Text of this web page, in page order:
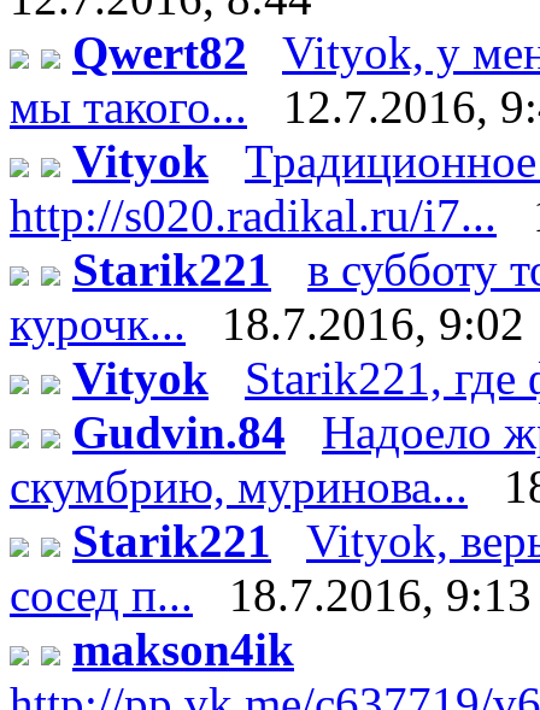
Qwert82
Vityok, у
мы такого...
12.7.2016,
Vityok
http://s020.radikal.ru/i7...
Starik221
в субботу
курочк...
18.7.2016, 9:02
Vityok
Starik221, где
Gudvin.84
Надоело
скумбрию, муринова...
Starik221
Vityok,
сосед п...
18.7.2016, 9:13
makson4ik